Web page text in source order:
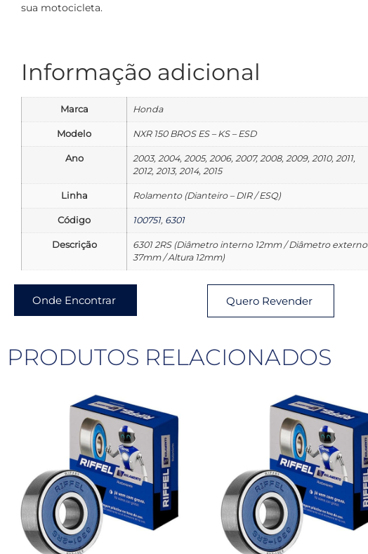
sua motocicleta.
Informação adicional
Marca Honda
Modelo NXR 150 BROS ES – KS – ESD
Ano
2003, 2004, 2005, 2006, 2007, 2008, 2009, 2010, 2011,
2012, 2013, 2014, 2015
Linha Rolamento (Dianteiro – DIR / ESQ)
Código 100751, 6301
Descrição
6301 2RS (Diâmetro interno 12mm / Diâmetro externo
37mm / Altura 12mm)
Onde Encontrar Quero Revender
PRODUTOS RELACIONADOS